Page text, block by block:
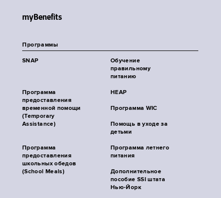
myBenefits
Программы
SNAP
Обучение
правильному
питанию
Программа
предоставления
временной помощи
(Temporary
Assistance)
HEAP
Программа WIC
Помощь в уходе за
детьми
Программа
предоставления
школьных обедов
(School Meals)
Программа летнего
питания
Дополнительное
пособие SSI штата
Нью-Йорк